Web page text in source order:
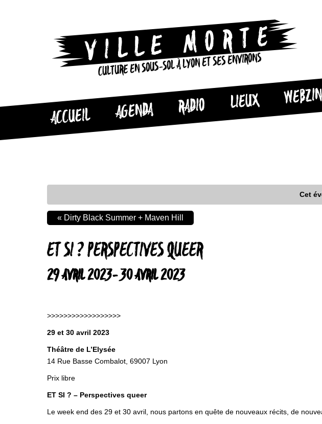
CULTURE EN SOUS-SOL À LYON ET SES ENVIRONS
ACCUEIL AGENDA RADIO LIEUX
Cet
ET SI ? PERSPECTIVES QUEER
29 AVRIL 2023-30 AVRIL 2023
« Dirty Black Summer + Maven Hill
>>>>>>>>>>>>>>>>>>
29 et 30 avril 2023
Théâtre de L’Elysée
14 Rue Basse Combalot, 69007 Lyon
Prix libre
ET SI ? – Perspectives queer
Le week end des 29 et 30 avril, nous partons en quête de nouveaux récits, de